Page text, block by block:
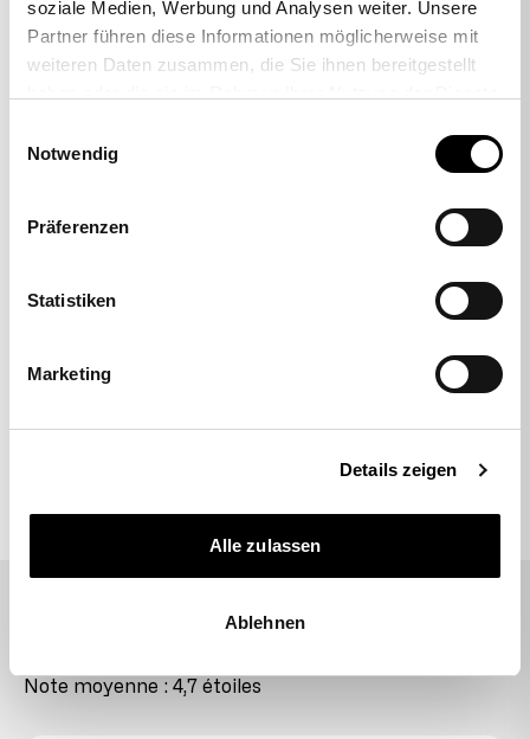
soziale Medien, Werbung und Analysen weiter. Unsere
Partner führen diese Informationen möglicherweise mit
weiteren Daten zusammen, die Sie ihnen bereitgestellt
Notwendig
Präferenzen
Statistiken
Marketing
Details zeigen
Alle zulassen
Ablehnen
PAR
Note moyenne : 4,7 étoiles